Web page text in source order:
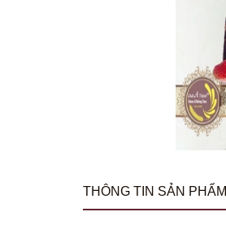
THÔNG TIN SẢN PHẨM